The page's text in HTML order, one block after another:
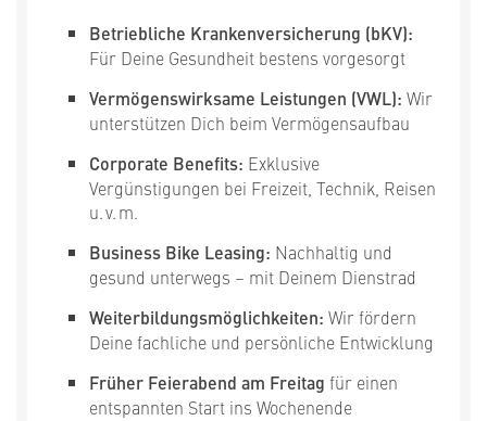
Betriebliche Krankenversicherung (bKV):
Für Deine Gesundheit bestens vorgesorgt
Vermögenswirksame Leistungen (VWL): Wir
unterstützen Dich beim Vermögensaufbau
Corporate Benefits: Exklusive
Vergünstigungen bei Freizeit, Technik, Reisen
u. v. m.
Business Bike Leasing: Nachhaltig und
gesund unterwegs – mit Deinem Dienstrad
Weiterbildungsmöglichkeiten: Wir fördern
Deine fachliche und persönliche Entwicklung
Früher Feierabend am Freitag für einen
entspannten Start ins Wochenende